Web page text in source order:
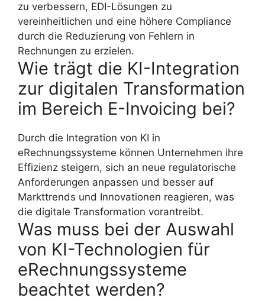
zu verbessern, EDI-Lösungen zu
vereinheitlichen und eine höhere Compliance
durch die Reduzierung von Fehlern in
Rechnungen zu erzielen.
Wie trägt die KI-Integration
zur digitalen Transformation
im Bereich E-Invoicing bei?
Durch die Integration von KI in
eRechnungssysteme können Unternehmen ihre
Effizienz steigern, sich an neue regulatorische
Anforderungen anpassen und besser auf
Markttrends und Innovationen reagieren, was
die digitale Transformation vorantreibt.
Was muss bei der Auswahl
von KI-Technologien für
eRechnungssysteme
beachtet werden?